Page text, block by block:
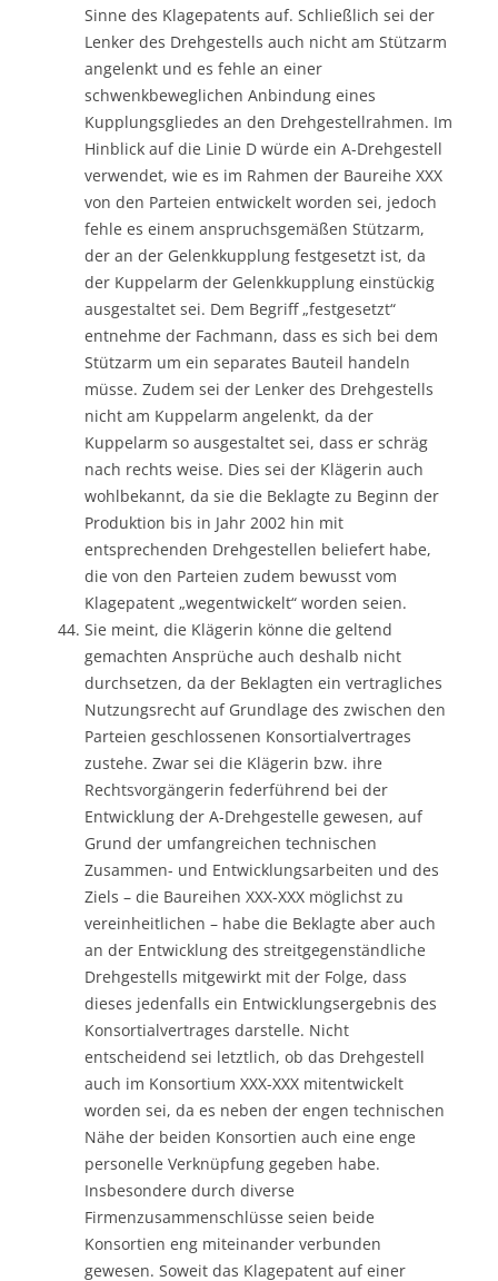
Sinne des Klagepatents auf. Schließlich sei der
Lenker des Drehgestells auch nicht am Stützarm
angelenkt und es fehle an einer
schwenkbeweglichen Anbindung eines
Kupplungsgliedes an den Drehgestellrahmen. Im
Hinblick auf die Linie D würde ein A-Drehgestell
verwendet, wie es im Rahmen der Baureihe XXX
von den Parteien entwickelt worden sei, jedoch
fehle es einem anspruchsgemäßen Stützarm,
der an der Gelenkkupplung festgesetzt ist, da
der Kuppelarm der Gelenkkupplung einstückig
ausgestaltet sei. Dem Begriff „festgesetzt“
entnehme der Fachmann, dass es sich bei dem
Stützarm um ein separates Bauteil handeln
müsse. Zudem sei der Lenker des Drehgestells
nicht am Kuppelarm angelenkt, da der
Kuppelarm so ausgestaltet sei, dass er schräg
nach rechts weise. Dies sei der Klägerin auch
wohlbekannt, da sie die Beklagte zu Beginn der
Produktion bis in Jahr 2002 hin mit
entsprechenden Drehgestellen beliefert habe,
die von den Parteien zudem bewusst vom
Klagepatent „wegentwickelt“ worden seien.
Sie meint, die Klägerin könne die geltend
gemachten Ansprüche auch deshalb nicht
durchsetzen, da der Beklagten ein vertragliches
Nutzungsrecht auf Grundlage des zwischen den
Parteien geschlossenen Konsortialvertrages
zustehe. Zwar sei die Klägerin bzw. ihre
Rechtsvorgängerin federführend bei der
Entwicklung der A-Drehgestelle gewesen, auf
Grund der umfangreichen technischen
Zusammen- und Entwicklungsarbeiten und des
Ziels – die Baureihen XXX-XXX möglichst zu
vereinheitlichen – habe die Beklagte aber auch
an der Entwicklung des streitgegenständliche
Drehgestells mitgewirkt mit der Folge, dass
dieses jedenfalls ein Entwicklungsergebnis des
Konsortialvertrages darstelle. Nicht
entscheidend sei letztlich, ob das Drehgestell
auch im Konsortium XXX-XXX mitentwickelt
worden sei, da es neben der engen technischen
Nähe der beiden Konsortien auch eine enge
personelle Verknüpfung gegeben habe.
Insbesondere durch diverse
Firmenzusammenschlüsse seien beide
Konsortien eng miteinander verbunden
gewesen. Soweit das Klagepatent auf einer